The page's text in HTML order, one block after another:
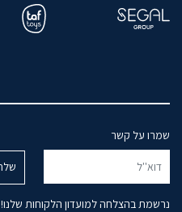
שמרו על קשר
נרשמת בהצלחה למועדון הלקוחות שלנו!